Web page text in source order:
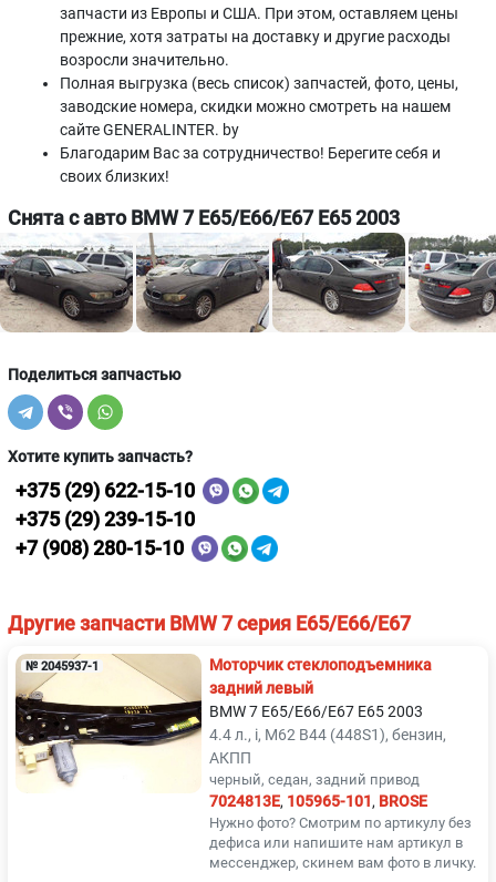
запчасти из Европы и США. При этом, оставляем цены
прежние, хотя затраты на доставку и другие расходы
возросли значительно.
Полная выгрузка (весь список) запчастей, фото, цены,
заводские номера, скидки можно смотреть на нашем
сайте GENERALINTER. by
Благодарим Вас за сотрудничество! Берегите себя и
своих близких!
Снята с авто BMW 7 E65/E66/E67 E65 2003
Поделиться запчастью
Хотите купить запчасть?
+375 (29) 622-15-10
+375 (29) 239-15-10
+7 (908) 280-15-10
Другие запчасти BMW 7 серия E65/E66/E67
№ 2045937-1
Моторчик стеклоподъемника
задний левый
BMW 7 E65/E66/E67 E65 2003
4.4 л., i, M62 B44 (448S1), бензин,
АКПП
черный, седан, задний привод
7024813E, 105965-101, BROSE
Нужно фото? Смотрим по артикулу без
дефиса или напишите нам артикул в
мессенджер, скинем вам фото в личку.